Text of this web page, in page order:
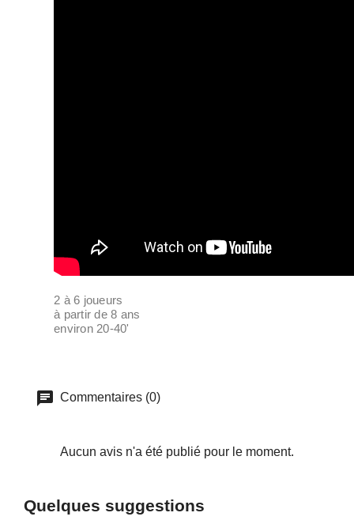
2 à 6 joueurs
à partir de 8 ans
environ 20-40'
Commentaires (0)
Aucun avis n'a été publié pour le moment.
Quelques suggestions